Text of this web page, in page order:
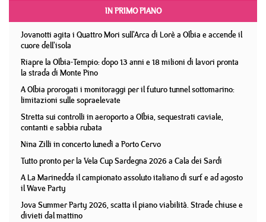
IN PRIMO PIANO
Jovanotti agita i Quattro Mori sull'Arca di Lorè a Olbia e accende il
cuore dell'isola
Riapre la Olbia-Tempio: dopo 13 anni e 18 milioni di lavori pronta
la strada di Monte Pino
A Olbia prorogati i monitoraggi per il futuro tunnel sottomarino:
limitazioni sulle sopraelevate
Stretta sui controlli in aeroporto a Olbia, sequestrati caviale,
contanti e sabbia rubata
Nina Zilli in concerto lunedì a Porto Cervo
Tutto pronto per la Vela Cup Sardegna 2026 a Cala dei Sardi
A La Marinedda il campionato assoluto italiano di surf e ad agosto
il Wave Party
Jova Summer Party 2026, scatta il piano viabilità. Strade chiuse e
divieti dal mattino